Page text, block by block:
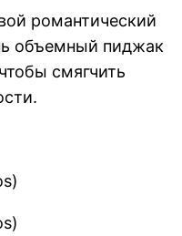
романтический
объемный пиджак
смягчить